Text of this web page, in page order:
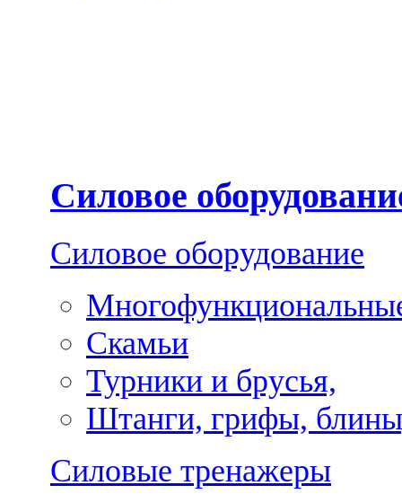
Силовое
Силовое оборудование
Скамьи
Турники и брусья,
Штанги, грифы,
Силовые тренажеры